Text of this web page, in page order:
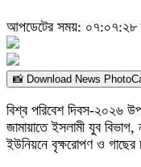
আপডেটের সময়: ০৭:০৭:২৮
📸 Download News
বিশ্ব পরিবেশ দিবস-২০২৬
জামায়াতে ইসলামী যুব
ইউনিয়নে বৃক্ষরোপণ ও গাছের